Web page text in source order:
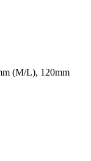
(M/L), 120mm